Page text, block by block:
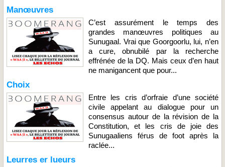
Manœuvres
C’est assurément le temps des
grandes manœuvres politiques au
Sunugaal. Vrai que Goorgoorlu, lui, n’en
a cure, obnubilé par la recherche
effrénée de la DQ. Mais ceux d’en haut
ne manigancent que pour...
Choix
Entre les cris d’orfraie d’une société
civile appelant au dialogue pour un
consensus autour de la révision de la
Constitution, et les cris de joie des
Sunugaaliens férus de foot après la
raclée...
Leurres er lueurs